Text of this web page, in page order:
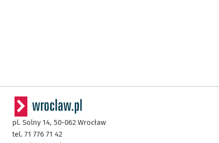
pl. Solny 14, 50-062 Wrocław
tel. 71 776 71 42